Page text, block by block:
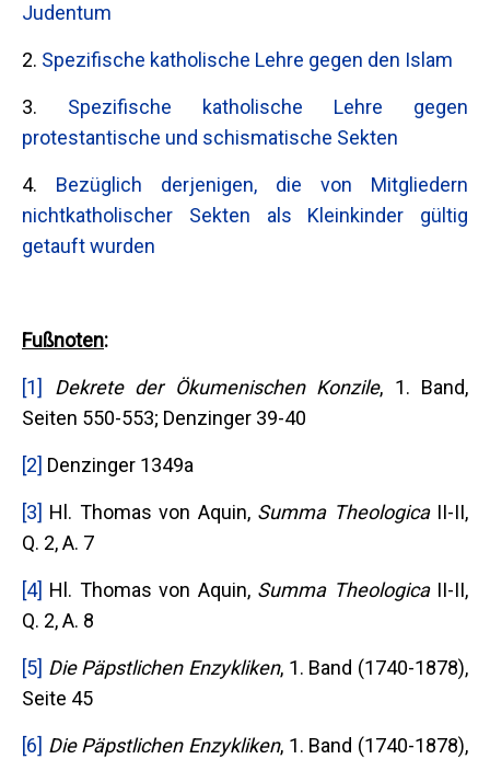
Judentum
2. Spezifische katholische Lehre gegen den Islam
3. Spezifische katholische Lehre gegen
protestantische und schismatische Sekten
4. Bezüglich derjenigen, die von Mitgliedern
nichtkatholischer Sekten als Kleinkinder gültig
getauft wurden
Fußnoten:
[1] Dekrete der Ökumenischen Konzile, 1. Band,
Seiten 550-553; Denzinger 39-40
[2] Denzinger 1349a
[3] Hl. Thomas von Aquin, Summa Theologica II-II,
Q. 2, A. 7
[4] Hl. Thomas von Aquin, Summa Theologica II-II,
Q. 2, A. 8
[5] Die Päpstlichen Enzykliken, 1. Band (1740-1878),
Seite 45
[6] Die Päpstlichen Enzykliken, 1. Band (1740-1878),